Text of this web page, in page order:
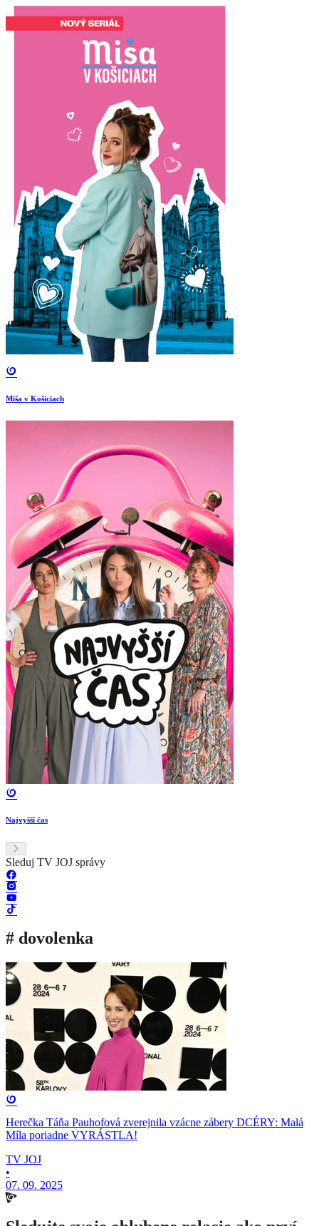
Miša v Košiciach
Najvyšší čas
Sleduj TV JOJ správy
# dovolenka
Herečka Táňa Pauhofová zverejnila vzácne zábery DCÉRY: Malá
Míla poriadne VYRÁSTLA!
TV JOJ
•
07. 09. 2025